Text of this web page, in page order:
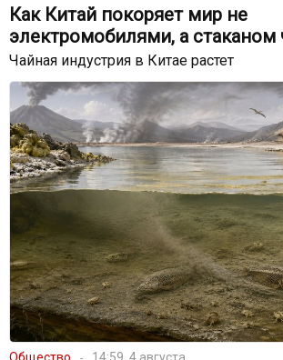
Как Китай покоряет мир не
электромобилями, а стаканом
Чайная индустрия в Китае растет
Общество 14:59, 4 августа